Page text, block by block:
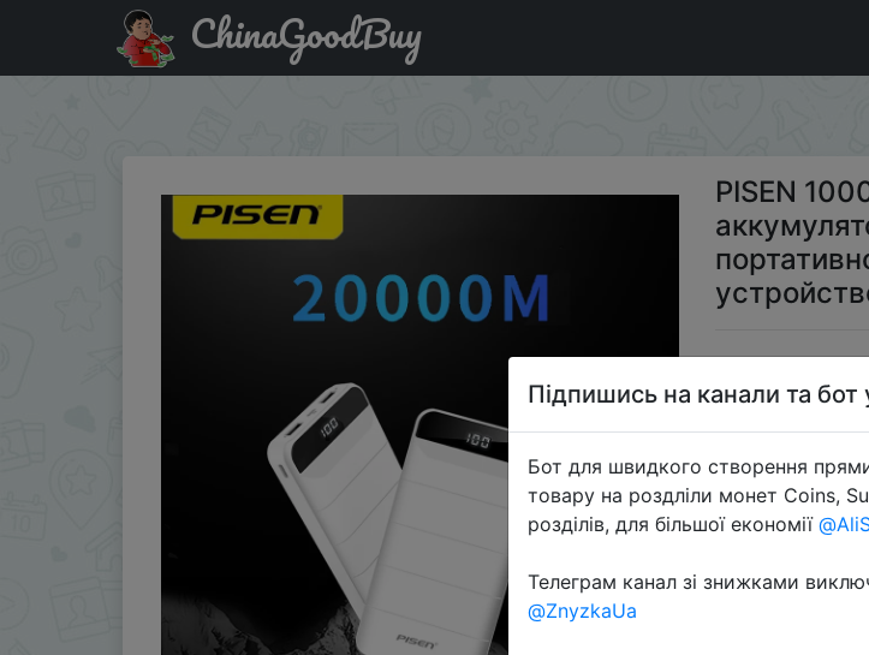
Код на знижку $3/3 PISEN 10000 мАч портативный внешний аккумулятор светодиодный
устройство для iPho…ChinaGoodBuy
PISEN
Підпишись на канали та бот
Бот для швидкого створення
товару на роздліли монет Coins,
розділів, для більшої економії
Телеграм канал зі знижками
@ZnyzkaUa